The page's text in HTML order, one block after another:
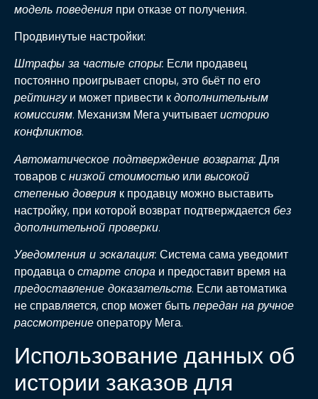
модель поведения при отказе от получения.
Продвинутые настройки:
Штрафы за частые споры: Если продавец
постоянно проигрывает споры, это бьёт по его
рейтингуи может привести кдополнительным
комиссиям. Механизм Мега учитываетисторию
конфликтов.
Автоматическое подтверждение возврата: Для
товаров снизкой стоимостью или высокой
степенью доверия к продавцу можно выставить
настройку, при которой возврат подтверждается без
дополнительной проверки.
Уведомления и эскалация: Система сама уведомит
продавца остарте спора и предоставит время на
предоставление доказательств. Если автоматика
не справляется, спор может бытьпередан на ручное
рассмотрениеоператору Мега.
Использование данных об
истории заказов для